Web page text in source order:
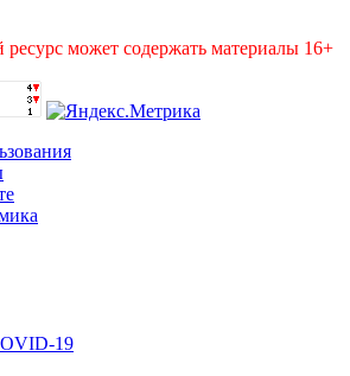
может содержать материалы 16+
19